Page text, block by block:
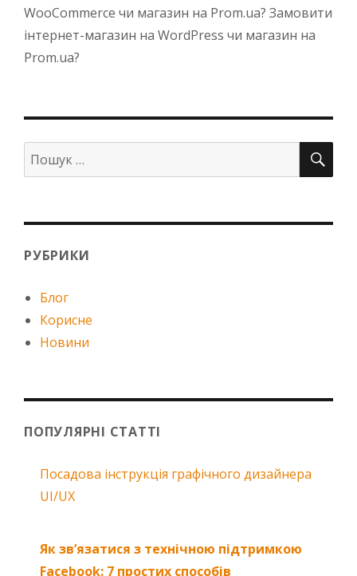
WooCommerce чи магазин на Prom.ua? Замовити
інтернет-магазин на WordPress чи магазин на
Prom.ua?
Шукати:
РУБРИКИ
Блог
Корисне
Новини
ПОПУЛЯРНІ СТАТТІ
Посадова інструкція графічного дизайнера
UI/UX
Як зв’язатися з технічною підтримкою
Facebook: 7 простих способів